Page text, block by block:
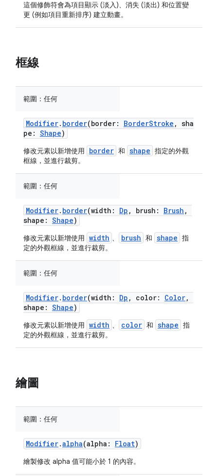
這個修飾符會為項目顯示 (淡入)、消失 (淡出) 和位置變
更 (例如項目重新排序) 建立動畫。
框線
範圍： 任何
Modifier. border(border: BorderStroke , sha
pe: Shape)
修改元素以新增使用 border 和 shape 指定的外觀
框線，並進行裁剪。
範圍： 任何
Modifier. border(width: Dp , brush: Brush ,
shape: Shape)
修改元素以新增使用 width 、 brush 和 shape 指
定的外觀框線，並進行裁剪。
範圍： 任何
Modifier. border(width: Dp , color: Color,
shape: Shape)
修改元素以新增使用 width 、 color 和 shape 指
定的外觀框線，並進行裁剪。
繪圖
範圍： 任何
Modifier.alpha(alpha: Float)
繪製修改 alpha 值可能小於 1 的內容。